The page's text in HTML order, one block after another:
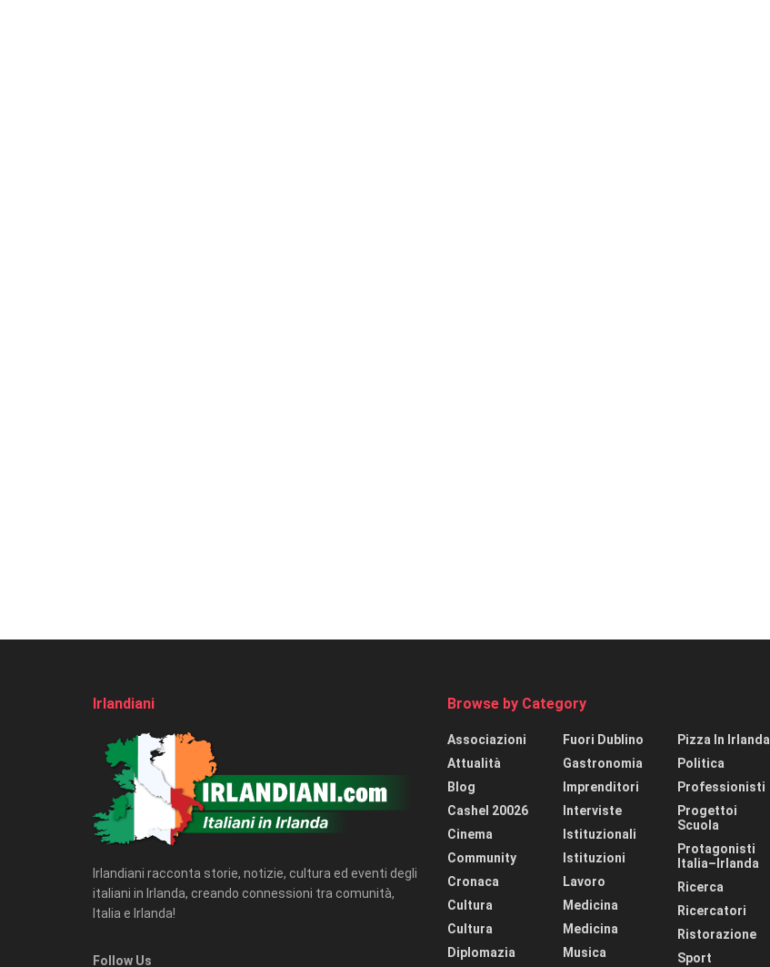
Irlandiani
Irlandiani racconta storie, notizie, cultura ed eventi degli
italiani in Irlanda, creando connessioni tra comunità,
Italia e Irlanda!
Follow Us
Browse by Category
Associazioni
Attualità
Blog
Cashel 20026
Cinema
Community
Cronaca
Cultura
Cultura
Diplomazia
Fuori Dublino
Gastronomia
Imprenditori
Interviste
Istituzionali
Istituzioni
Lavoro
Medicina
Medicina
Musica
Pizza In Irlanda
Politica
Professionisti
Progettoi
Scuola
Protagonisti
Italia–Irlanda
Ricerca
Ricercatori
Ristorazione
Sport